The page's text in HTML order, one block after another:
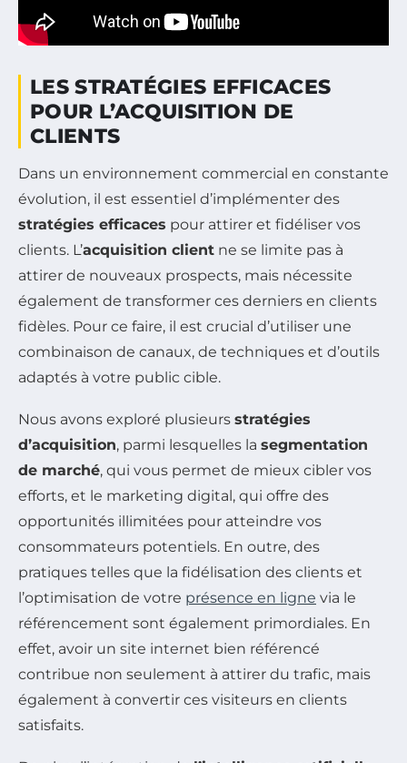
LES STRATÉGIES EFFICACES
POUR L’ACQUISITION DE
CLIENTS
Dans un environnement commercial en constante
évolution, il est essentiel d’implémenter des
stratégies efficaces pour attirer et fidéliser vos
clients. L’acquisition client ne se limite pas à
attirer de nouveaux prospects, mais nécessite
également de transformer ces derniers en clients
fidèles. Pour ce faire, il est crucial d’utiliser une
combinaison de canaux, de techniques et d’outils
adaptés à votre public cible.
Nous avons exploré plusieurs stratégies
d’acquisition, parmi lesquelles la segmentation
de marché, qui vous permet de mieux cibler vos
efforts, et le marketing digital, qui offre des
opportunités illimitées pour atteindre vos
consommateurs potentiels. En outre, des
pratiques telles que la fidélisation des clients et
l’optimisation de votre présence en ligne via le
référencement sont également primordiales. En
effet, avoir un site internet bien référencé
contribue non seulement à attirer du trafic, mais
également à convertir ces visiteurs en clients
satisfaits.